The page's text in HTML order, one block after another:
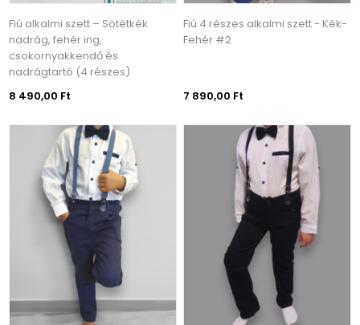
Fiú alkalmi szett – Sötétkék
nadrág, fehér ing,
csokornyakkendő és
nadrágtartó (4 részes)
8 490,00 Ft
Fiú 4 részes alkalmi szett - Kék-
Fehér #2
7 890,00 Ft